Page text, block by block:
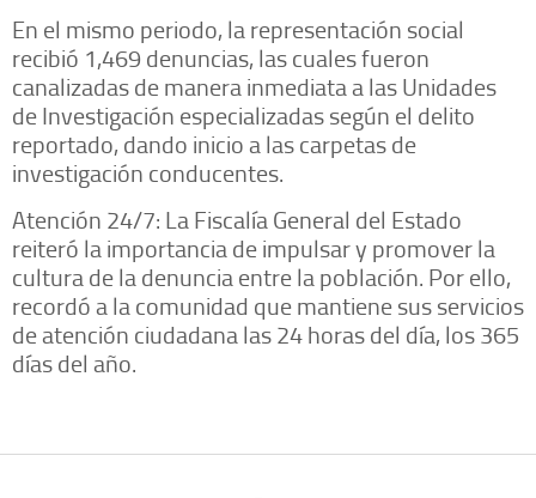
​En el mismo periodo, la representación social
recibió 1,469 denuncias, las cuales fueron
canalizadas de manera inmediata a las Unidades
de Investigación especializadas según el delito
reportado, dando inicio a las carpetas de
investigación conducentes.
​Atención 24/7: La Fiscalía General del Estado
reiteró la importancia de impulsar y promover la
cultura de la denuncia entre la población. Por ello,
recordó a la comunidad que mantiene sus servicios
de atención ciudadana las 24 horas del día, los 365
días del año.